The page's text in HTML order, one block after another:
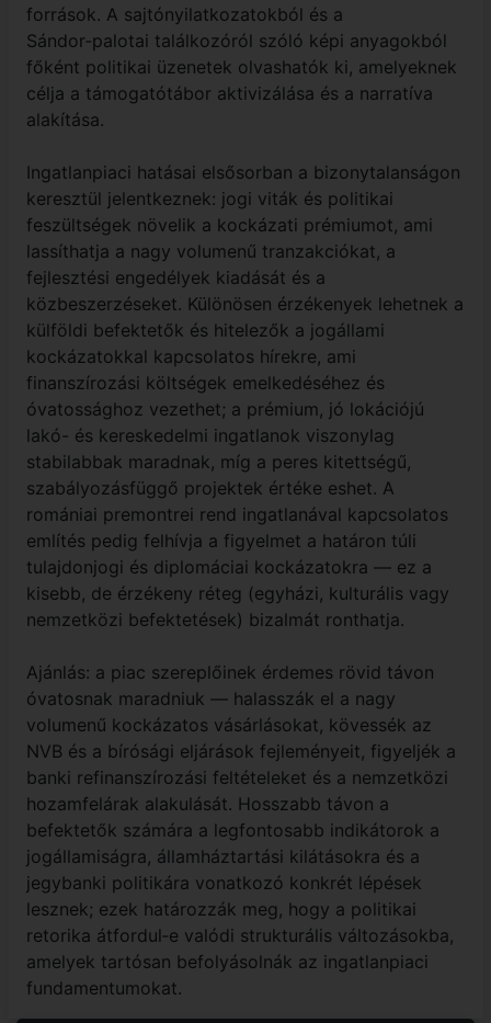
források. A sajtónyilatkozatokból és a
Sándor‑palotai találkozóról szóló képi anyagokból
főként politikai üzenetek olvashatók ki, amelyeknek
célja a támogatótábor aktivizálása és a narratíva
alakítása.
Ingatlanpiaci hatásai elsősorban a bizonytalanságon
keresztül jelentkeznek: jogi viták és politikai
feszültségek növelik a kockázati prémiumot, ami
lassíthatja a nagy volumenű tranzakciókat, a
fejlesztési engedélyek kiadását és a
közbeszerzéseket. Különösen érzékenyek lehetnek a
külföldi befektetők és hitelezők a jogállami
kockázatokkal kapcsolatos hírekre, ami
finanszírozási költségek emelkedéséhez és
óvatossághoz vezethet; a prémium, jó lokációjú
lakó- és kereskedelmi ingatlanok viszonylag
stabilabbak maradnak, míg a peres kitettségű,
szabályozásfüggő projektek értéke eshet. A
romániai premontrei rend ingatlanával kapcsolatos
említés pedig felhívja a figyelmet a határon túli
tulajdonjogi és diplomáciai kockázatokra — ez a
kisebb, de érzékeny réteg (egyházi, kulturális vagy
nemzetközi befektetések) bizalmát ronthatja.
Ajánlás: a piac szereplőinek érdemes rövid távon
óvatosnak maradniuk — halasszák el a nagy
volumenű kockázatos vásárlásokat, kövessék az
NVB és a bírósági eljárások fejleményeit, figyeljék a
banki refinanszírozási feltételeket és a nemzetközi
hozamfelárak alakulását. Hosszabb távon a
befektetők számára a legfontosabb indikátorok a
jogállamiságra, államháztartási kilátásokra és a
jegybanki politikára vonatkozó konkrét lépések
lesznek; ezek határozzák meg, hogy a politikai
retorika átfordul‑e valódi strukturális változásokba,
amelyek tartósan befolyásolnák az ingatlanpiaci
fundamentumokat.